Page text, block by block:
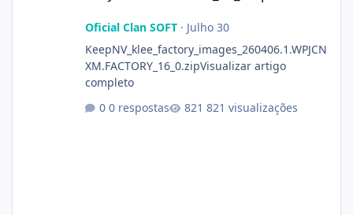
Oficial Clan SOFT· Julho 30
KeepNV_klee_factory_images_260406.1.WPJCN
XM.FACTORY_16_0.zipVisualizar artigo
completo
0 respostas
821 visualizações